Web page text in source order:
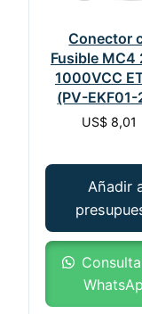
Conector
Fusible MC4
1000VCC
(PV-EKF01-
US$8,01
Añadir